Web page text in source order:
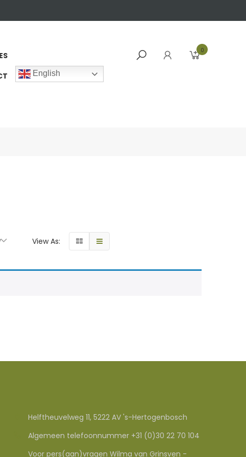
English
0
View As:
Helftheuvelweg 11, 5222 AV 's-Hertogenbosch
Algemeen telefoonnummer +31 (0)30 22 70 104
Voor pers(aan)vragen Wilma van Grinsven -